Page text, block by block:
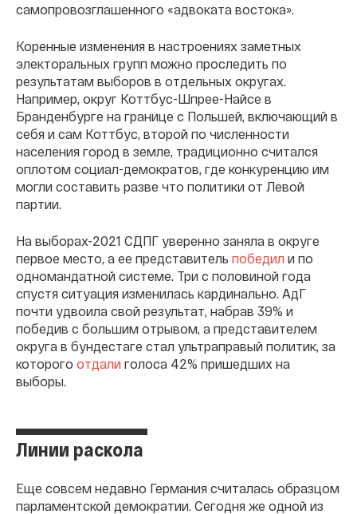
самопровозглашенного «адвоката востока».
Коренные изменения в настроениях заметных
электоральных групп можно проследить по
результатам выборов в отдельных округах.
Например, округ Коттбус-Шпрее-Найсе в
Бранденбурге на границе с Польшей, включающий в
себя и сам Коттбус, второй по численности
населения город в земле, традиционно считался
оплотом социал-демократов, где конкуренцию им
могли составить разве что политики от Левой
партии.
На выборах-2021 СДПГ уверенно заняла в округе
первое место, а ее представитель победил и по
одномандатной системе. Три с половиной года
спустя ситуация изменилась кардинально. АдГ
почти удвоила свой результат, набрав 39% и
победив с большим отрывом, а представителем
округа в бундестаге стал ультраправый политик, за
которого отдали голоса 42% пришедших на
выборы.
Линии раскола
Еще совсем недавно Германия считалась образцом
парламентской демократии. Сегодня же одной из